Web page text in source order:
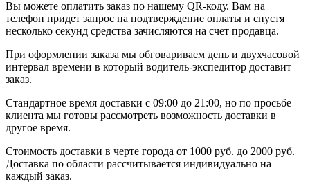
Вы можете оплатить заказ по нашему QR-коду. Вам на
телефон придет запрос на подтверждение оплаты и спустя
несколько секунд средства зачисляются на счет продавца.
При оформлении заказа мы обговариваем день и двухчасовой
интервал времени в который водитель-экспедитор доставит
заказ.
Стандартное время доставки с 09:00 до 21:00, но по просьбе
клиента мы готовы рассмотреть возможность доставки в
другое время.
Стоимость доставки в черте города от 1000 руб. до 2000 руб.
Доставка по области рассчитывается индивидуально на
каждый заказ.